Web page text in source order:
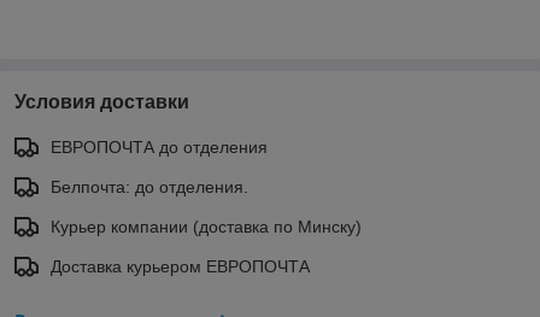
Условия доставки
ЕВРОПОЧТА до отделения
Белпочта: до отделения.
Курьер компании (доставка по Минску)
Доставка курьером ЕВРОПОЧТА